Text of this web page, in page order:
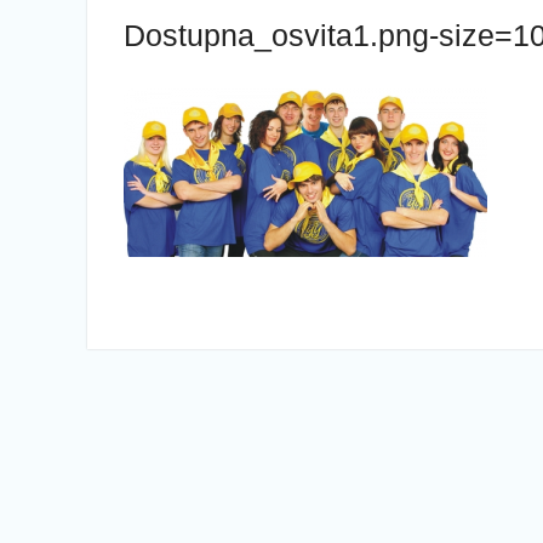
Dostupna_osvita1.png-